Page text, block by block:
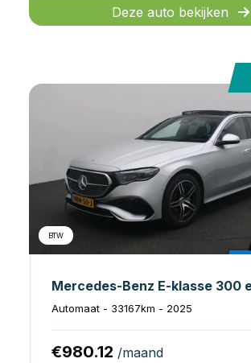
Deze auto bekijken
BTW
Automaat - 33167km - 2025
€980.12 /maand